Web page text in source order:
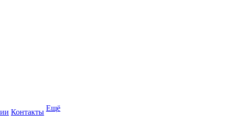
Контакты Ещё